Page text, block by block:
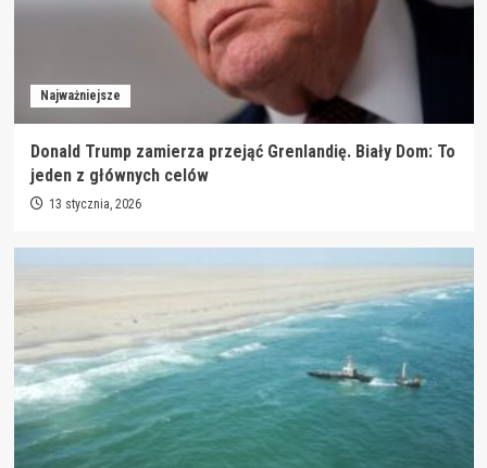
Najważniejsze
Donald Trump zamierza przejąć Grenlandię. Biały Dom: To
jeden z głównych celów
13 stycznia, 2026